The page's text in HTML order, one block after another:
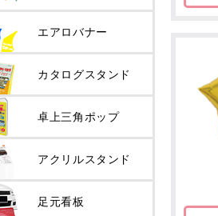
エアロバナー
カタログスタンド
卓上三角ポップ
アクリルスタンド
足元看板